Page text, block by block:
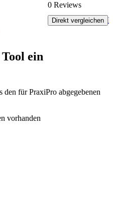
0 Reviews
Direkt vergleichen
Tool ein
den für PraxiPro abgegebenen
vorhanden